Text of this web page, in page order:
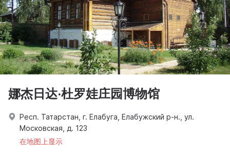
娜杰日达·杜罗娃庄园博物馆
Респ. Татарстан, г. Елабуга, Елабужский р-н., ул.
Московская, д. 123
在地图上显示